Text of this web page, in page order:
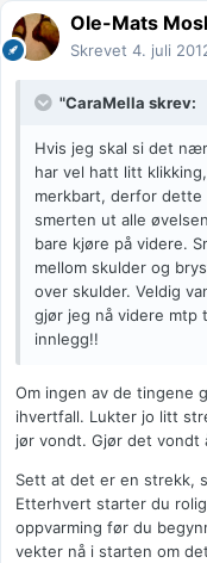
Ole-Mats
Skrevet 4. juli
"CaraMella skrev:
Hvis jeg skal si det
har vel hatt litt
merkbart, derfor dette
smerten ut alle
bare kjøre på videre.
mellom skulder og
over skulder. Veldig
gjør jeg nå videre mtp
innlegg!!
Om ingen av de tingene
ihvertfall. Lukter jo litt
jør vondt. Gjør det vondt
Sett at det er en strekk,
Etterhvert starter du
oppvarming før du
vekter nå i starten om